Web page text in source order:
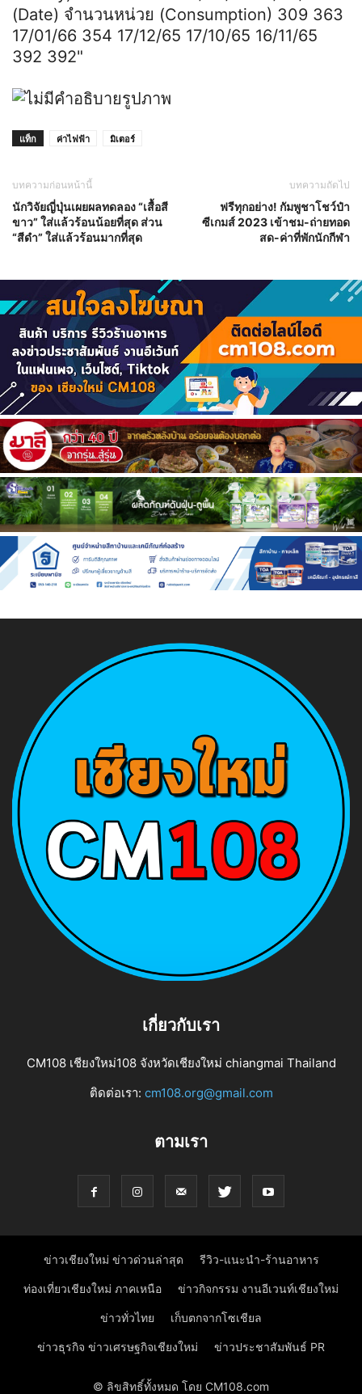
แท็ก ค่าไฟฟ้า มิเตอร์
บทความก่อนหน้านี้
นักวิจัยญี่ปุ่นเผยผลทดลอง “เสื้อสี
ขาว” ใส่แล้วร้อนน้อยที่สุด ส่วน
“สีดำ” ใส่แล้วร้อนมากที่สุด
บทความถัดไป
ฟรีทุกอย่าง! กัมพูชาโชว์ป๋า
ซีเกมส์ 2023 เข้าชม-ถ่ายทอด
สด-ค่าที่พักนักกีฬา
เกี่ยวกับเรา
CM108 เชียงใหม่108 จังหวัดเชียงใหม่ chiangmai Thailand
ติดต่อเรา: cm108.org@gmail.com
ตามเรา
ข่าวเชียงใหม่ ข่าวด่วนล่าสุด รีวิว-แนะนำ-ร้านอาหาร
ท่องเที่ยวเชียงใหม่ ภาคเหนือ ข่าวกิจกรรม งานอีเวนท์เชียงใหม่
ข่าวทั่วไทย เก็บตกจากโซเชียล
ข่าวธุรกิจ ข่าวเศรษฐกิจเชียงใหม่ ข่าวประชาสัมพันธ์ PR
© ลิขสิทธิ์ทั้งหมด โดย CM108.com